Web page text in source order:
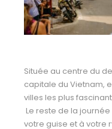
Située au centre du
capitale du Vietnam,
villes les plus
Le reste de la
votre guise et à votre